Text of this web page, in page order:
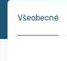
Všeobecné